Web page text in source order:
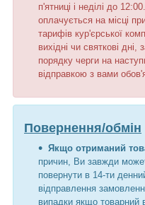
п'ятниці і неділі до
оплачується на місці
тарифів кур'єрської
вихідні чи святкові
порядку черги на
відправкою з вами
Повернення/обмін
Якщо отриманий
причин, Ви завжди
повернути в 14-ти
відправлення
випадки якщо товарний